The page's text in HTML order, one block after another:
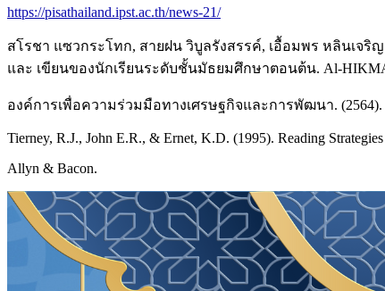
https://pisathailand.ipst.ac.th/news-21/
สโรชา แซวกระโทก, สายฝน วิบูลรังสรรค์, เอื้อมพร หลินเจ
และ เขียนของนักเรียนระดับชั้นมัธยมศึกษาตอนต้น. Al-
องค์การเพื่อความร่วมมือทางเศรษฐกิจและการพัฒนา.
Tierney, R.J., John E.R., & Ernet, K.D. (1995). Reading
Allyn & Bacon.